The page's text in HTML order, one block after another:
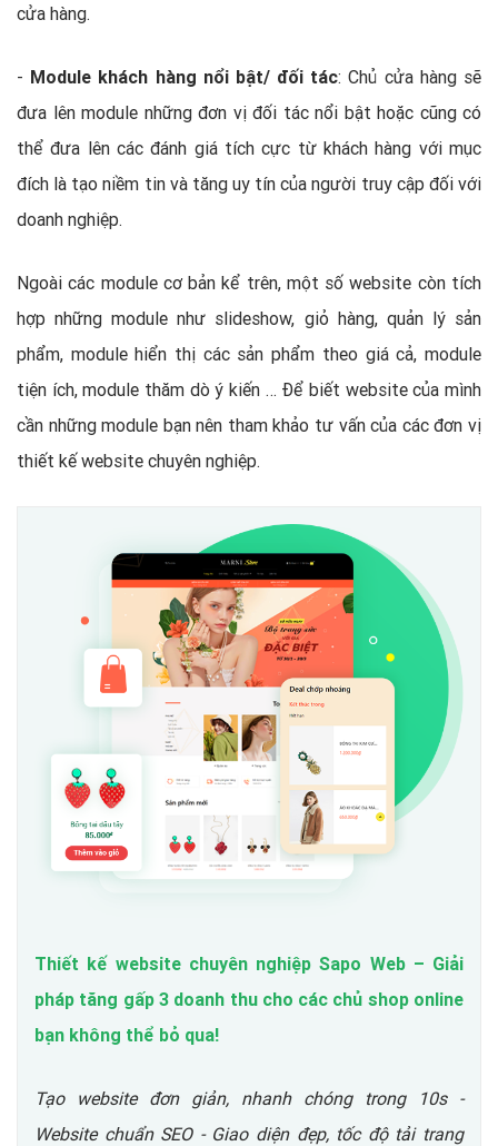
cửa hàng.
- Module khách hàng nổi bật/ đối tác: Chủ cửa hàng sẽ
đưa lên module những đơn vị đối tác nổi bật hoặc cũng có
thể đưa lên các đánh giá tích cực từ khách hàng với mục
đích là tạo niềm tin và tăng uy tín của người truy cập đối với
doanh nghiệp.
Ngoài các module cơ bản kể trên, một số website còn tích
hợp những module như slideshow, giỏ hàng, quản lý sản
phẩm, module hiển thị các sản phẩm theo giá cả, module
tiện ích, module thăm dò ý kiến … Để biết website của mình
cần những module bạn nên tham khảo tư vấn của các đơn vị
thiết kế website chuyên nghiệp.
Thiết kế website chuyên nghiệp Sapo Web – Giải
pháp tăng gấp 3 doanh thu cho các chủ shop online
bạn không thể bỏ qua!
Tạo website đơn giản, nhanh chóng trong 10s -
Website chuẩn SEO - Giao diện đẹp, tốc độ tải trang